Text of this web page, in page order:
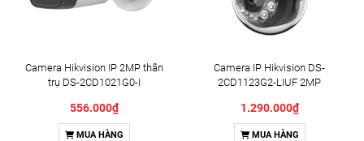
Camera Hikvision IP 2MP thân
trụ DS-2CD1021G0-I
556.000₫
MUA HÀNG
Camera IP Hikvision DS-
2CD1123G2-LIUF 2MP
1.290.000₫
MUA HÀNG